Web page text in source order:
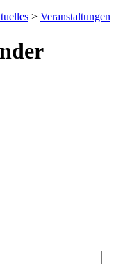
> Veranstaltungen